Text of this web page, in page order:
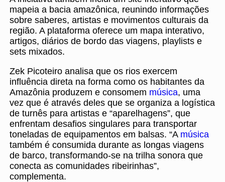
mapeia a bacia amazônica, reunindo informações
sobre saberes, artistas e movimentos culturais da
região. A plataforma oferece um mapa interativo,
artigos, diários de bordo das viagens, playlists e
sets mixados.
Zek Picoteiro analisa que os rios exercem
influência direta na forma como os habitantes da
Amazônia produzem e consomem música, uma
vez que é através deles que se organiza a logística
de turnês para artistas e “aparelhagens”, que
enfrentam desafios singulares para transportar
toneladas de equipamentos em balsas. “A música
também é consumida durante as longas viagens
de barco, transformando-se na trilha sonora que
conecta as comunidades ribeirinhas”,
complementa.